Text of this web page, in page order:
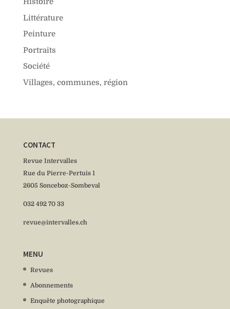
Littérature
Peinture
Portraits
Société
Villages, communes, région
CONTACT
Revue Intervalles
Rue du Pierre-Pertuis 1
2605 Sonceboz-Sombeval
032 492 70 33
revue@intervalles.ch
MENU
Revues
Abonnements
Enquête photographique